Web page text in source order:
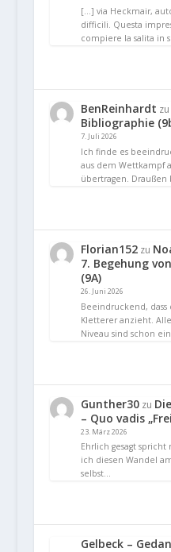
[…] via Heckmair,
difficili. Questa
compiere la salita in
BenReinhardt zu
Bibliographie
7. Juli 2026
Ich finde es
aus dem Wettkampf
übertragen. Draußen
Florian152zu
7. Begehung
(9A)
26. Juni 2026
Beeindruckend,
Kletterer anzieht.
Niveau sind schon
Gunther30zu
– Quo vadis
23. März 2026
Ehrlich gesagt
ich diesen Wandel
selbst…
Gelbeck –